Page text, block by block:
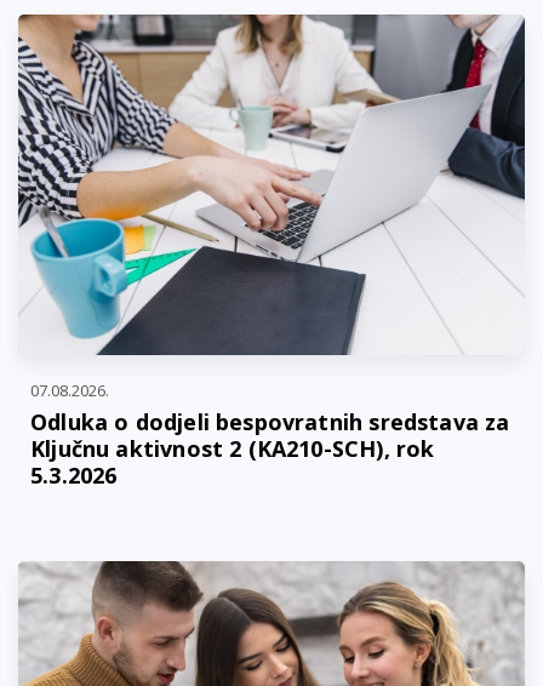
07.08.2026.
Odluka o dodjeli bespovratnih sredstava za
Ključnu aktivnost 2 (KA210-SCH), rok
5.3.2026